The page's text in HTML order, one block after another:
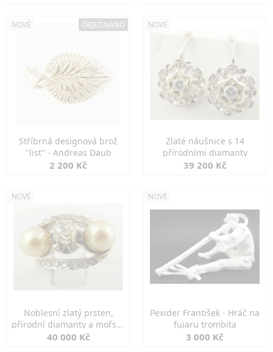
NOVÉ OBJEDNÁNO
Stříbrná designová brož
"list" - Andreas Daub
2 200 Kč
NOVÉ
Zlaté náušnice s 14
přírodními diamanty
39 200 Kč
NOVÉ
Noblesní zlatý prsten,
přírodní diamanty a mořské
perly
40 000 Kč
NOVÉ
Pexider František - Hráč na
fujaru trombita
3 000 Kč